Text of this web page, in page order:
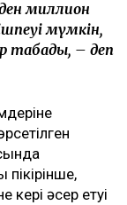
миллион
мүмкін,
табады, – деп
әсер етуі